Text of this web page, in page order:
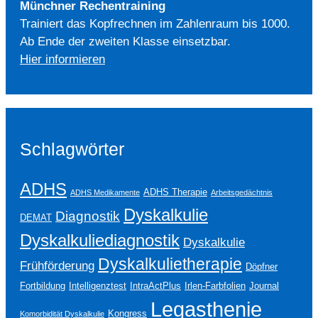
Münchner Rechentraining
Trainiert das Kopfrechnen im Zahlenraum bis 1000.
Ab Ende der zweiten Klasse einsetzbar.
Hier informieren
Schlagwörter
ADHS ADHS Medikamente ADHS Therapie Arbeitsgedächtnis
DEMAT Diagnostik Dyskalkulie
Dyskalkuliediagnostik Dyskalkulie
Frühförderung Dyskalkulietherapie Döpfner
Fortbildung
Intelligenztest IntraActPlus Irlen-Farbfolien Journal
Komorbidität Dyskalkulie Kongress Legasthenie